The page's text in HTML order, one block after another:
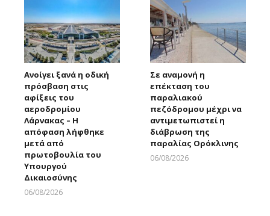
Ανοίγει ξανά η οδική
πρόσβαση στις
αφίξεις του
αεροδρομίου
Λάρνακας – Η
απόφαση λήφθηκε
μετά από
πρωτοβουλία του
Υπουργού
Δικαιοσύνης
06/08/2026
Σε αναμονή η
επέκταση του
παραλιακού
πεζόδρομου μέχρι να
αντιμετωπιστεί η
διάβρωση της
παραλίας Ορόκλινης
06/08/2026